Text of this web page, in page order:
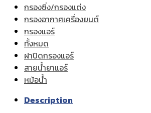
กรองซิ่ง/กรองแต่ง
กรองอากาศเครื่องยนต์
กรองแอร์
ทั้งหมด
ฝาปิดกรองแอร์
สายน้ำยาแอร์
หม้อน้ำ
Description